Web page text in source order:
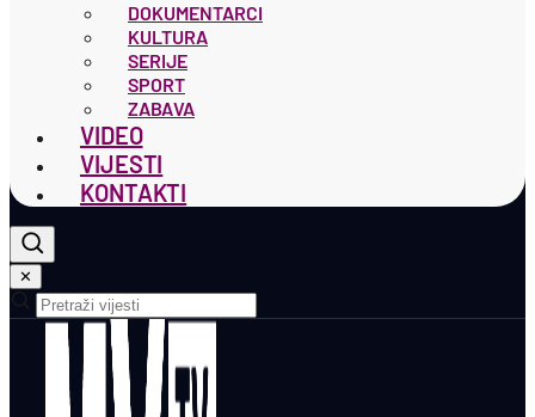
DOKUMENTARCI
KULTURA
SERIJE
SPORT
ZABAVA
VIDEO
VIJESTI
KONTAKTI
✕